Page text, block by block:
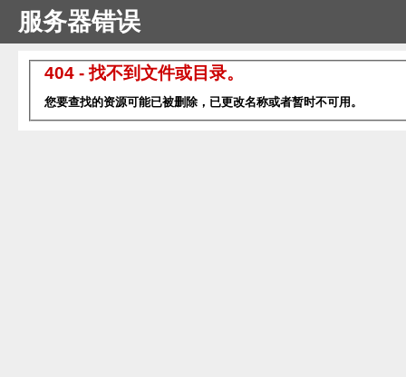
服务器错误
404 - 找不到文件或目录。
您要查找的资源可能已被删除，已更改名称或者暂时不可用。